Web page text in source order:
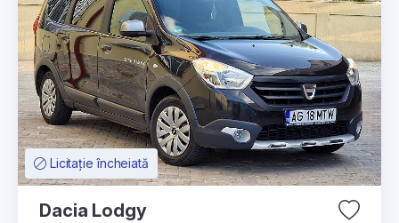
Licitație încheiată
Dacia Lodgy